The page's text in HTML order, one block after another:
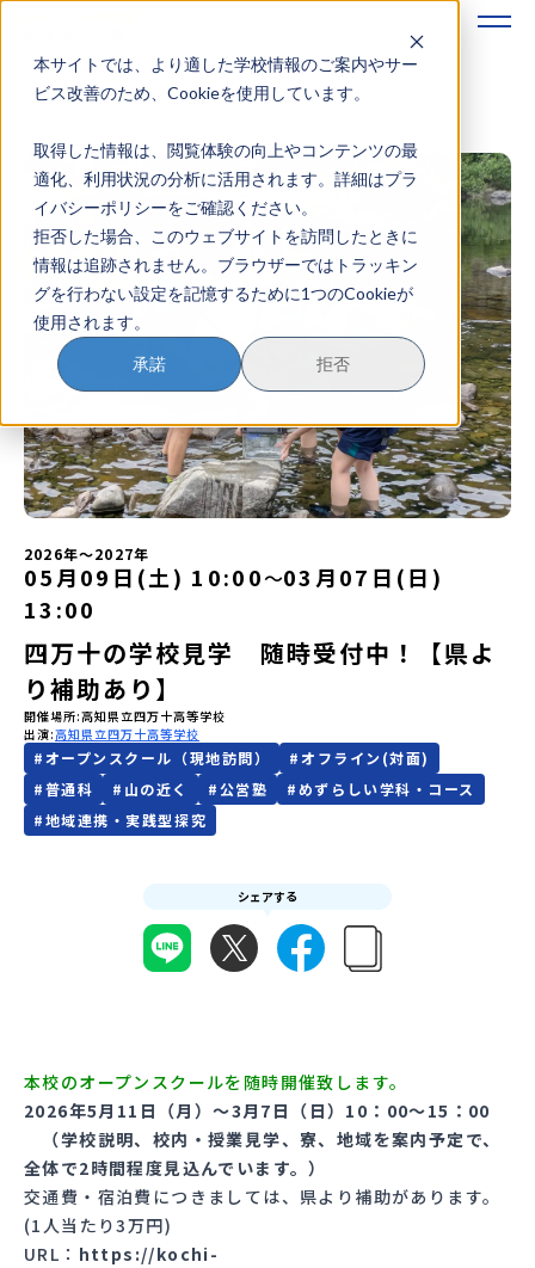
本サイトでは、より適した学校情報のご案内やサー
ビス改善のため、Cookieを使用しています。
取得した情報は、閲覧体験の向上やコンテンツの最
適化、利用状況の分析に活用されます。詳細はプラ
イバシーポリシーをご確認ください。
拒否した場合、このウェブサイトを訪問したときに
情報は追跡されません。ブラウザーではトラッキン
グを行わない設定を記憶するために1つのCookieが
使用されます。
承諾 拒否
地域みらい留学のすすめかた
地域みらい留学とは
学校を探す
イベントを探す
おためし地域留学
マガジン
奨学金について
会員登録 MYページログイン
2026年〜2027年
05月09日(土) 10:00〜03月07日(日)
13:00
四万十の学校見学 随時受付中！【県よ
り補助あり】
開催場所 高知県立四万十高等学校
出演 高知県立四万十高等学校
#オープンスクール（現地訪問） #オフライン(対面)
#普通科 # 山の近く #公営塾 #めずらしい学科・コース
#地域連携・実践型探究
シェアする
本校のオープンスクールを随時開催致します。
2026年5月11日（月）〜3月7日（日）10：00～15：00
（学校説明、校内・授業見学、寮、地域を案内予定で、
全体で2時間程度見込んでいます。）
交通費・宿泊費につきましては、県より補助があります。
(1人当たり3万円)
URL： https://kochi-